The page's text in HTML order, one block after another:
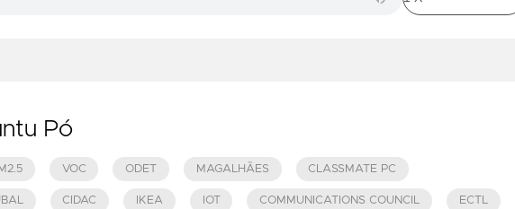
Pó
VOC ODET MAGALHÃES CLASSMATE PC
CIDAC IKEA IOT COMMUNICATIONS COUNCIL ECTL